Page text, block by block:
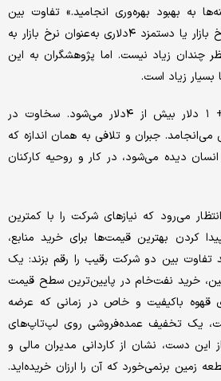
به بهبود بهره‌‌وری انجامید.» تفاوت بین
دستمزد ۴دلاری مشابه با نرخ بازار یا دستمزد ۴دلاری به‌عنوان نرخ بازار به
چندان زیاد نیست. اما پژوهشگران به این
بسیار زیاد است.
در ذهن کارکنان، ۳ دلار + ۱ دلار بیش از ۴دلار می‌‌شود. سخاوت در
جبران و تلافی به همان اندازه که
دیده می‌‌شود، در کار و روحیه کارکنان
می‌‌رود که نیازهای شرکت را با کمترین
کردن بهترین قیمت‌‌ها برای خرید منابع،
تفاوت بین دو شرکت رقیب را رقم بزند: یک
خرید نفت‌خام در پایین‌‌ترین سطح قیمت
قهوه باکیفیت و خاص در زمانی که عرضه
یک تخفیف عمده‌‌فروشی روی لپ‌‌تاپ‌‌های
این دست، نشان از کاردانی مدیران مالی و
زمین برنمی‌‌خورد که آن را ارزان خریده‌‌اید.